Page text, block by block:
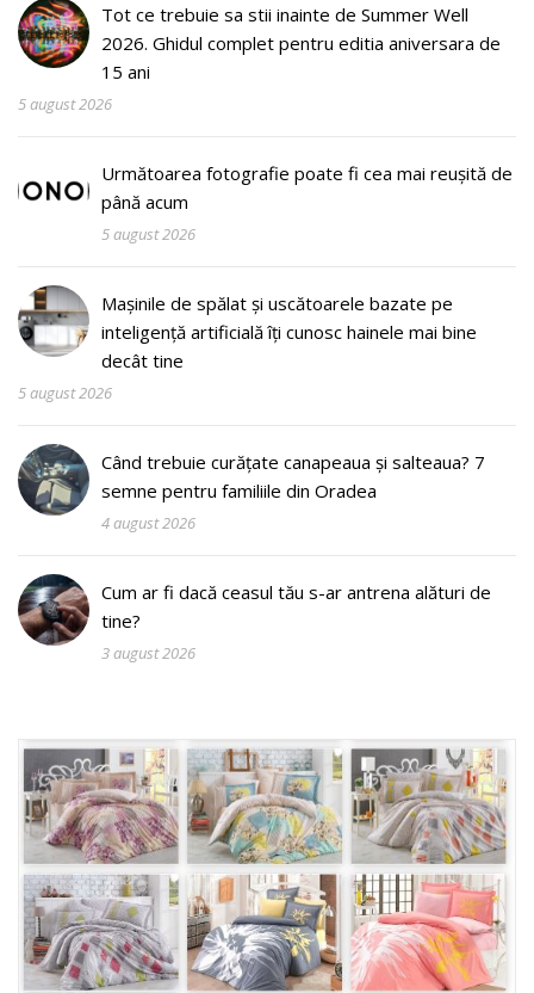
Tot ce trebuie sa stii inainte de Summer Well
2026. Ghidul complet pentru editia aniversara de
15 ani
5 august 2026
Următoarea fotografie poate fi cea mai reușită de
până acum
5 august 2026
Mașinile de spălat și uscătoarele bazate pe
inteligență artificială îți cunosc hainele mai bine
decât tine
5 august 2026
Când trebuie curățate canapeaua și salteaua? 7
semne pentru familiile din Oradea
4 august 2026
Cum ar fi dacă ceasul tău s-ar antrena alături de
tine?
3 august 2026